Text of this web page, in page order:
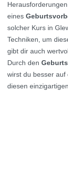
eines
solcher Kurs in
Techniken, um
gibt dir auch
Durch den
wirst du besser
diesen